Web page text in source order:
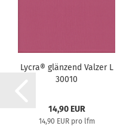
Lycra® glänzend Valzer L
30010
14,90 EUR
14,90 EUR pro lfm